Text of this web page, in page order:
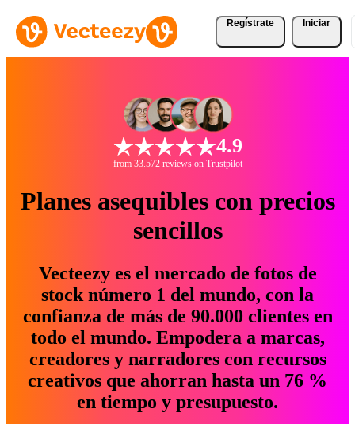
Regístrate Iniciar
4.9
from 33.572 reviews on Trustpilot
Planes asequibles con precios
sencillos
Vecteezy es el mercado de fotos de
stock número 1 del mundo, con la
confianza de más de 90.000 clientes en
todo el mundo. Empodera a marcas,
creadores y narradores con recursos
creativos que ahorran hasta un 76 %
en tiempo y presupuesto.